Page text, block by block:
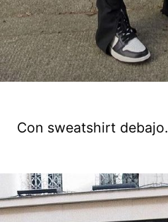
Con sweatshirt debajo.